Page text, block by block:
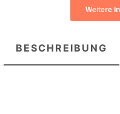
BESCHREIBUNG